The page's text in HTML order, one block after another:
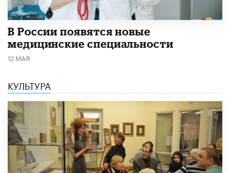
В России появятся новые
медицинские специальности
12 МАЯ
КУЛЬТУРА